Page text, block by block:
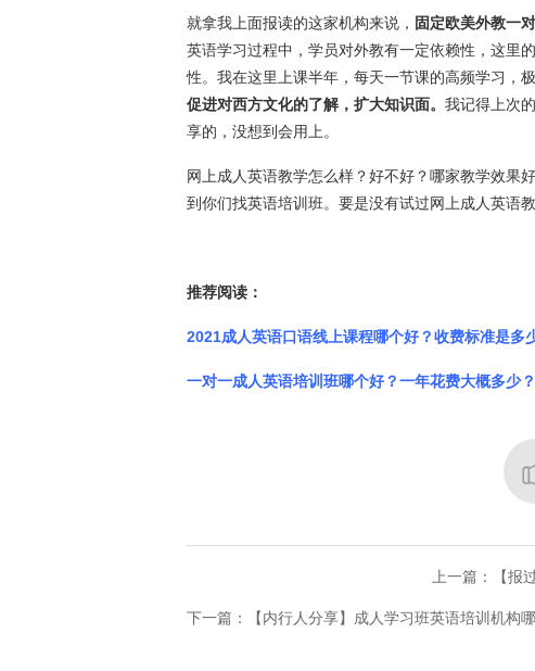
就拿我上面报读的这家机构来说， 固定欧美外教一
英语学习过程中，学员对外教有一定依赖性，这里
性。我在这里上课半年，每天一节课的高频学习，
促进对西方文化的了解，扩大知识面。 我记得上次
享的，没想到会用上。
网上成人英语教学怎么样？好不好？哪家教学效果
到你们找英语培训班。要是没有试过网上成人英语
推荐阅读：
2021成人英语口语线上课程哪个好？收费标准是多
一对一成人英语培训班哪个好？一年花费大概多少？
上一篇：【报
下一篇：【内行人分享】成人学习班英语培训机构